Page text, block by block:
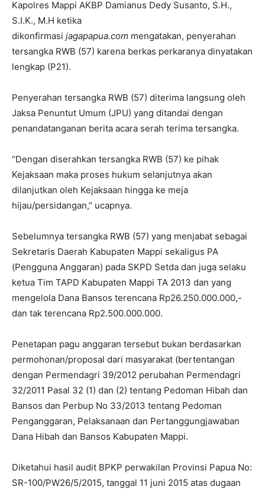
Kapolres Mappi AKBP Damianus Dedy Susanto, S.H.,
S.I.K., M.H ketika
dikonfirmasi jagapapua.com mengatakan, penyerahan
tersangka RWB (57) karena berkas perkaranya dinyatakan
lengkap (P21).
Penyerahan tersangka RWB (57) diterima langsung oleh
Jaksa Penuntut Umum (JPU) yang ditandai dengan
penandatanganan berita acara serah terima tersangka.
“Dengan diserahkan tersangka RWB (57) ke pihak
Kejaksaan maka proses hukum selanjutnya akan
dilanjutkan oleh Kejaksaan hingga ke meja
hijau/persidangan,” ucapnya.
Sebelumnya tersangka RWB (57) yang menjabat sebagai
Sekretaris Daerah Kabupaten Mappi sekaligus PA
(Pengguna Anggaran) pada SKPD Setda dan juga selaku
ketua Tim TAPD Kabupaten Mappi TA 2013 dan yang
mengelola Dana Bansos terencana Rp26.250.000.000,-
dan tak terencana Rp2.500.000.000.
Penetapan pagu anggaran tersebut bukan berdasarkan
permohonan/proposal dari masyarakat (bertentangan
dengan Permendagri 39/2012 perubahan Permendagri
32/2011 Pasal 32 (1) dan (2) tentang Pedoman Hibah dan
Bansos dan Perbup No 33/2013 tentang Pedoman
Penganggaran, Pelaksanaan dan Pertanggungjawaban
Dana Hibah dan Bansos Kabupaten Mappi.
Diketahui hasil audit BPKP perwakilan Provinsi Papua No:
SR-100/PW26/5/2015, tanggal 11 juni 2015 atas dugaan